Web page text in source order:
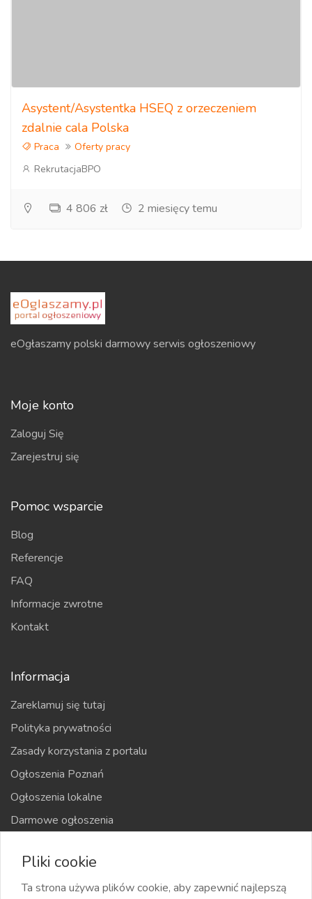
Asystent/Asystentka HSEQ z orzeczeniem
zdalnie cala Polska
Praca
Oferty pracy
RekrutacjaBPO
4 806 zł 2 miesięcy temu
eOgłaszamy polski darmowy serwis ogłoszeniowy
Moje konto
Zaloguj Się
Zarejestruj się
Pomoc wsparcie
Blog
Referencje
FAQ
Informacje zwrotne
Kontakt
Informacja
Zareklamuj się tutaj
Polityka prywatności
Zasady korzystania z portalu
Ogłoszenia Poznań
Ogłoszenia lokalne
Darmowe ogłoszenia
Mapa strony
Pliki cookie
Ta strona używa plików cookie, aby zapewnić najlepszą